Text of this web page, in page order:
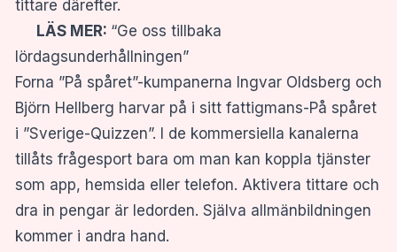
tittare därefter.
LÄS MER: “Ge oss tillbaka
lördagsunderhållningen”
Forna ”På spåret”-kumpanerna Ingvar Oldsberg och
Björn Hellberg harvar på i sitt fattigmans-På spåret
i ”Sverige-Quizzen”. I de kommersiella kanalerna
tillåts frågesport bara om man kan koppla tjänster
som app, hemsida eller telefon. Aktivera tittare och
dra in pengar är ledorden. Själva allmänbildningen
kommer i andra hand.